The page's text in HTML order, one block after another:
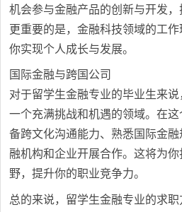
机会参与金融产品的创新与开发，
更重要的是，金融科技领域的工作
你实现个人成长与发展。
国际金融与跨国公司
对于留学生金融专业的毕业生来
一个充满挑战和机遇的领域。在
备跨文化沟通能力、熟悉国际金
融机构和企业开展合作。这将为
野，提升你的职业竞争力。
总的来说，留学生金融专业的求